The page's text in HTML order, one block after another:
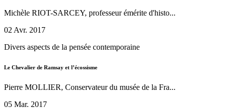
Michèle RIOT-SARCEY, professeur émérite d'histo...
02 Avr. 2017
Divers aspects de la pensée contemporaine
Le Chevalier de Ramsay et l’écossisme
Pierre MOLLIER, Conservateur du musée de la Fra...
05 Mar. 2017